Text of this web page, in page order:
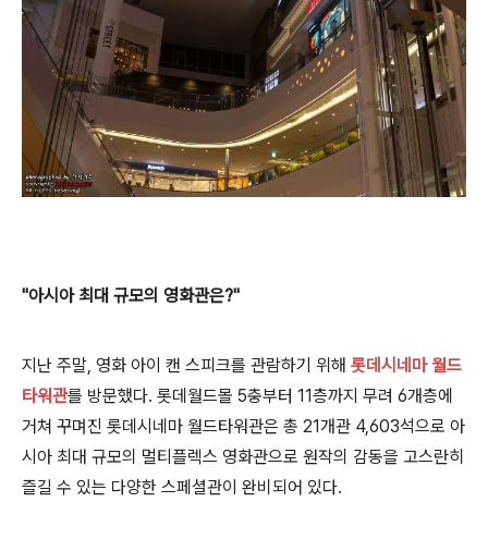
"아시아 최대 규모의 영화관은?"
지난 주말, 영화 아이 캔 스피크를 관람하기 위해 롯데시네마 월드
타워관를 방문했다. 롯데월드몰 5충부터 11층까지 무려 6개층에
거쳐 꾸며진 롯데시네마 월드타워관은 총 21개관 4,603석으로 아
시아 최대 규모의 멀티플렉스 영화관으로 원작의 감동을 고스란히
즐길 수 있는 다양한 스페셜관이 완비되어 있다.